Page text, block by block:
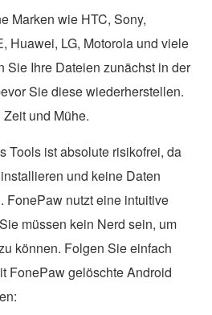
Marken wie HTC, Sony,
Huawei, LG, Motorola und viele
Sie Ihre Dateien zunächst in der
Sie diese wiederherstellen.
und Mühe.
Tools ist absolute risikofrei, da
und keine Daten
FonePaw nutzt eine intuitive
müssen kein Nerd sein, um
können. Folgen Sie einfach
FonePaw gelöschte Android